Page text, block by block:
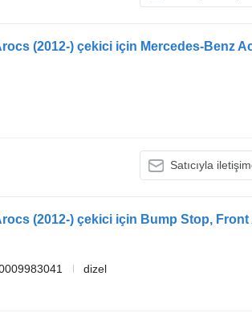
Satıcıyla
dizel